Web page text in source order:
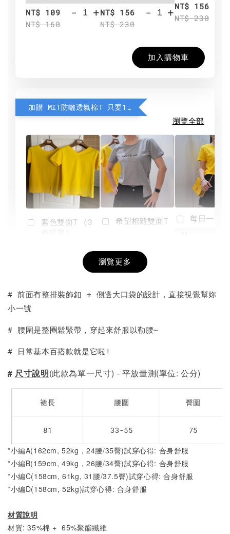
NT$ 109
NT$ 160
- +NT$ 156
NT$ 230
- +NT$ 156
NT$ 230
加入購物車
加購 MIT防曬透氣棉T 只要190元
瀏覽全部
素色雙面T (3
+
希望相隨雙面T
NT$ 190
-
每日一笑
瀏覽更多
# 前面有整排裝飾釦 + 側邊大口袋的設計，直接視覺幫妳
小一號
# 腰圍是整圈鬆緊帶，穿起來舒服以勒腰~
# 日常基本百搭款就是它啦!
# 尺寸說明(此款為單一尺寸) - 平放量測(單位: 公分)
裙長 腰圍 臀圍
81 33-55 75
*小編A(162cm, 52kg，24腰/35臀)試穿心得: 合身舒服
*小編B(159cm, 49kg，26腰/34臀)試穿心得: 合身舒服
*小編C(158cm, 61kg, 31腰/37.5臀)試穿心得: 合身舒服
*小編D(158cm, 52kg)試穿心得: 合身舒服
材質說明
材質: 35%棉 + 65%聚酯纖維